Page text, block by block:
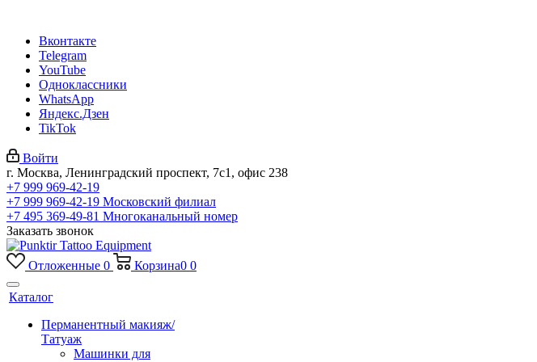
Вконтакте
Telegram
YouTube
Одноклассники
WhatsApp
Яндекс.Дзен
TikTok
Войти
г. Москва, Ленинградский проспект, 7с1, офис 238
+7 999 969-42-19
+7 999 969-42-19 Московский филиал
+7 495 369-49-81 Многоканальный номер
Заказать звонок
Отложенные 0 Корзина0 0
Каталог
Перманентный макияж/
Татуаж
Машинки для